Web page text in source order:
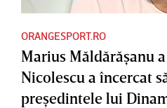
ORANGESPORT.RO
Marius Măldărăşanu
Nicolescu a încercat
preşedintele lui